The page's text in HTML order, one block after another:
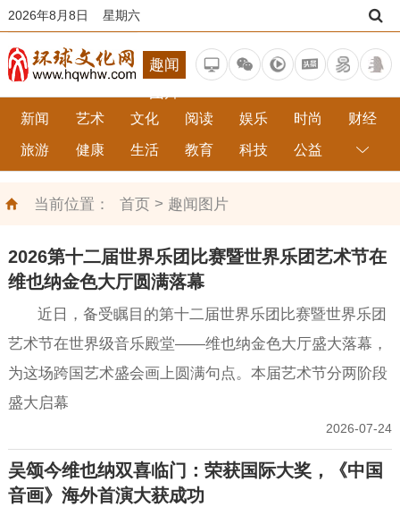
2026年8月8日 星期六
趣闻
新闻 艺术 文化 阅读 娱乐 时尚 财经
旅游 健康 生活 教育 科技 公益 综合
当前位置： 首页> 趣闻图片
2026第十二届世界乐团比赛暨世界乐团艺术节在
维也纳金色大厅圆满落幕
近日，备受瞩目的第十二届世界乐团比赛暨世界乐团
艺术节在世界级音乐殿堂——维也纳金色大厅盛大落幕，
为这场跨国艺术盛会画上圆满句点。本届艺术节分两阶段
盛大启幕
2026-07-24
吴颂今维也纳双喜临门：荣获国际大奖，《中国
音画》海外首演大获成功